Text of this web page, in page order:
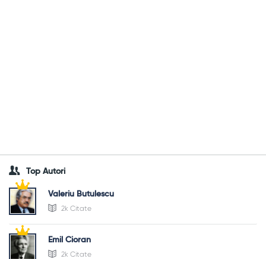
Top Autori
Valeriu Butulescu
2k Citate
Emil Cioran
2k Citate